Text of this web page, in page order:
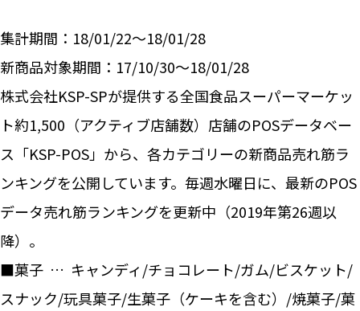
集計期間：18/01/22～18/01/28
新商品対象期間：17/10/30～18/01/28
株式会社KSP-SPが提供する全国食品スーパーマーケッ
ト約1,500（アクティブ店舗数）店舗のPOSデータベー
ス「KSP-POS」から、各カテゴリーの新商品売れ筋ラ
ンキングを公開しています。毎週水曜日に、最新のPOS
データ売れ筋ランキングを更新中（2019年第26週以
降）。
■菓子 … キャンディ/チョコレート/ガム/ビスケット/
スナック/玩具菓子/生菓子（ケーキを含む）/焼菓子/菓